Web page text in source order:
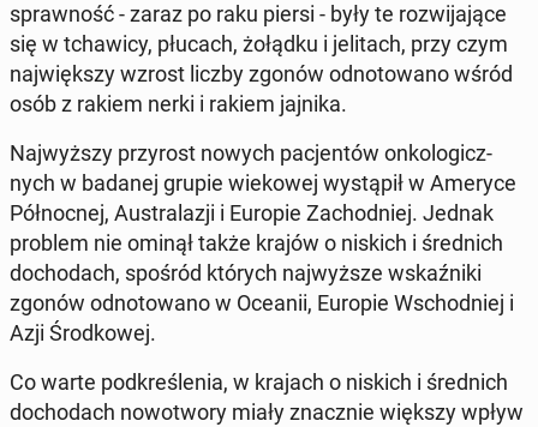
spraw­ność - zaraz po raku piersi - były te roz­wi­ja­ją­ce
się w tcha­wi­cy, płucach, żołądku i je­li­tach, przy czym
naj­więk­szy wzrost liczby zgonów od­no­to­wa­no wśród
osób z rakiem nerki i rakiem jajnika.
Naj­wyż­szy przy­rost nowych pa­cjen­tów on­ko­lo­gicz­
nych w badanej grupie wie­ko­wej wy­stą­pił w Ameryce
Pół­noc­nej, Au­stra­la­zji i Europie Za­chod­niej. Jednak
problem nie ominął także krajów o niskich i śred­nich
do­cho­dach, spośród których naj­wyż­sze wskaź­ni­ki
zgonów od­no­to­wa­no w Oceanii, Europie Wschod­niej i
Azji Środ­ko­wej.
Co warte pod­kre­śle­nia, w krajach o niskich i śred­nich
do­cho­dach no­wo­two­ry miały znacz­nie większy wpływ